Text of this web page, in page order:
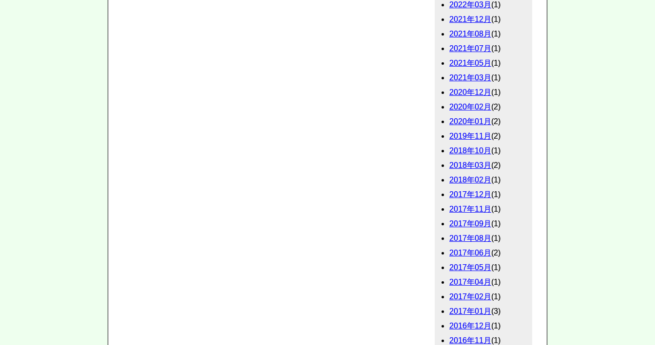
2022年03月 (1)
2021年12月 (1)
2021年08月 (1)
2021年07月 (1)
2021年05月 (1)
2021年03月 (1)
2020年12月 (1)
2020年02月 (2)
2020年01月 (2)
2019年11月 (2)
2018年10月 (1)
2018年03月 (2)
2018年02月 (1)
2017年12月 (1)
2017年11月 (1)
2017年09月 (1)
2017年08月 (1)
2017年06月 (2)
2017年05月 (1)
2017年04月 (1)
2017年02月 (1)
2017年01月 (3)
2016年12月 (1)
2016年11月 (1)